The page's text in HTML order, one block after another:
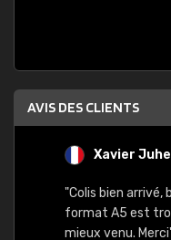
AVIS DES CLIENTS
Xavier Juhel
"Colis bien arrivé,
format A5 est
mieux venu.